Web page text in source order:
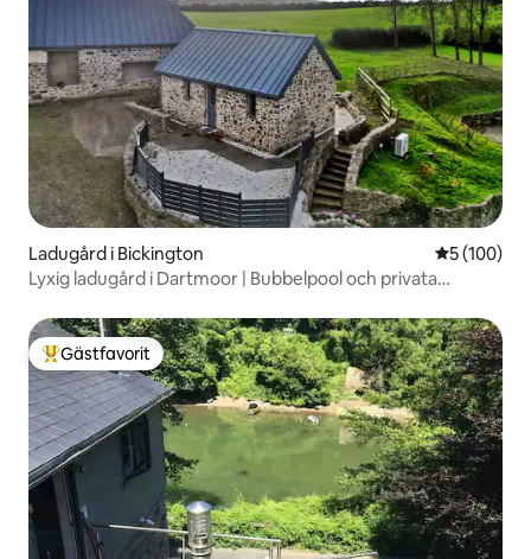
Ladugård i Bickington 5 av 5 i
5 (100)
Lyxig ladugård i Dartmoor | Bubbelpool och privata
Populär gästfavorit
Gästfavorit